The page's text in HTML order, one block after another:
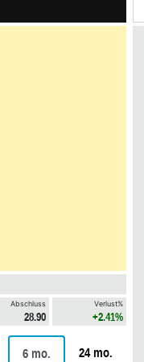
Abschluss
28.90
Verlust%
+2.41%
6 mo. 24 mo.